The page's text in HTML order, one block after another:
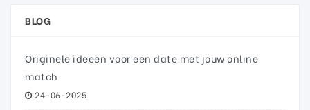
BLOG
Originele ideeën voor een date met jouw online
match
24-06-2025